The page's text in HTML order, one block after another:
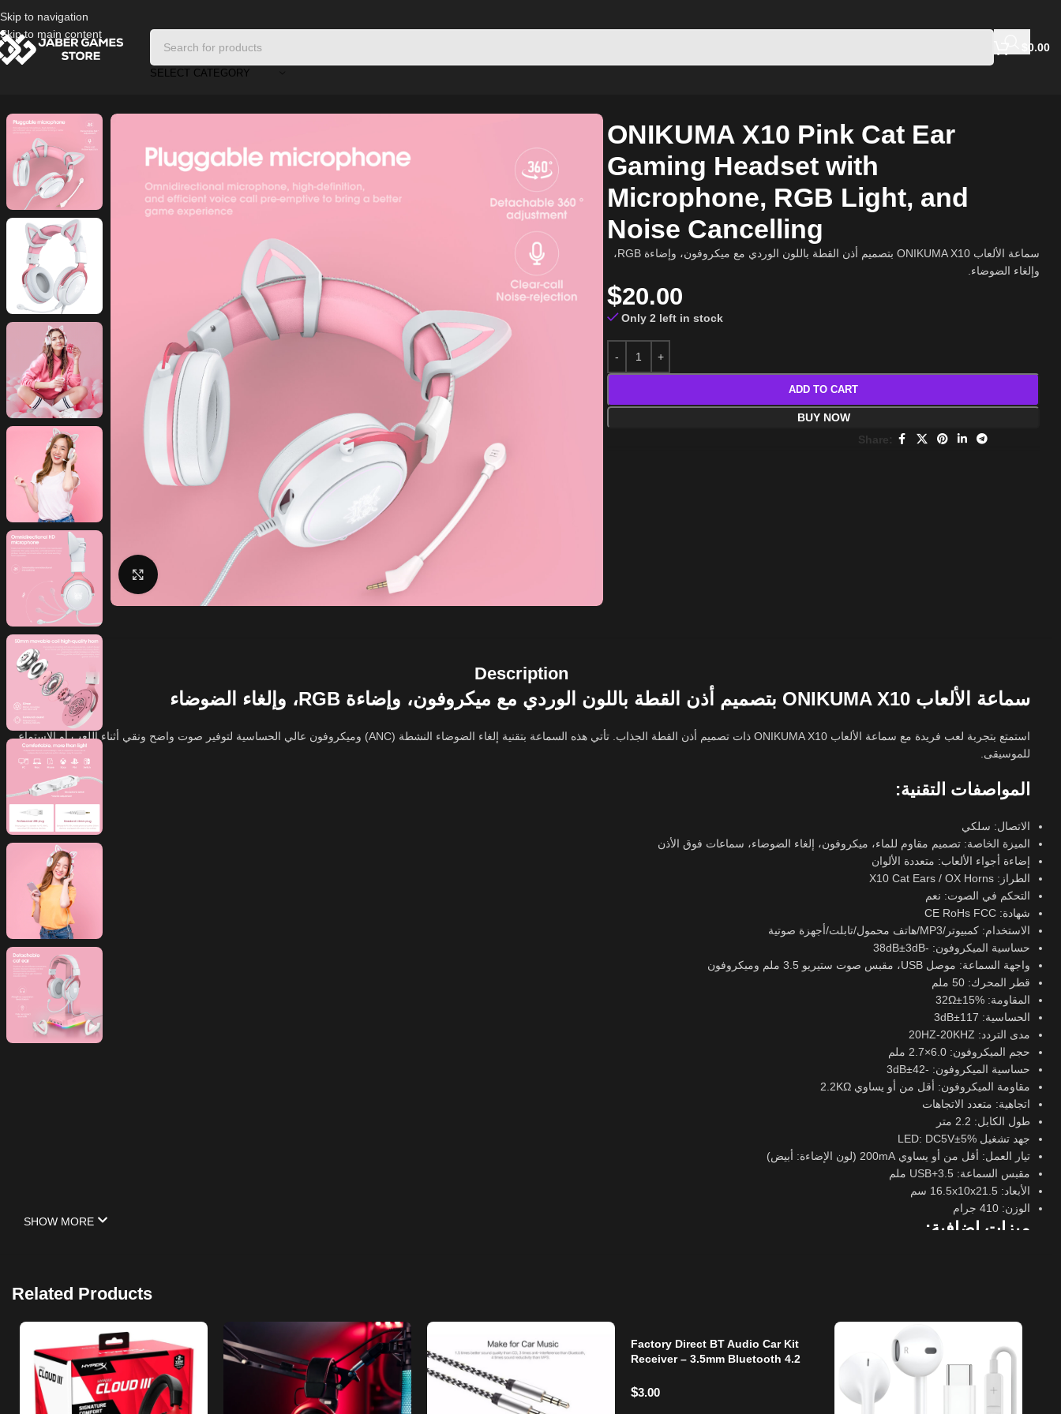
Skip to navigation
Skip to main content
SELECT CATEGORY
0.00
Headphones And Earphones/ ONIKUMA X10 Pink Cat Ear Gaming Headset with Microphone, RGB Light, and Noise Cancelling
Click to enlarge
ONIKUMA X10 Pink Cat Ear
Gaming Headset with
Microphone, RGB Light, and
Noise Cancelling
سماعة الألعاب ONIKUMA X10 بتصميم أذن القطة باللون الوردي مع ميكروفون، وإضاءة RGB،
وإلغاء الضوضاء.
$20.00
Only 2 left in stock
ADD TO CART
BUY NOW
Share:
Description
سماعة الألعاب ONIKUMA X10 بتصميم أذن القطة باللون الوردي مع ميكروفون، وإضاءة RGB، وإلغاء الضوضاء
استمتع بتجربة لعب فريدة مع سماعة الألعاب ONIKUMA X10 ذات تصميم أذن القطة الجذاب. تأتي هذه السماعة بتقنية إلغاء الضوضاء النشطة (ANC) وميكروفون عالي الحساسية لتوفير صوت واضح ونقي أثناء اللعب أو الاستماع
للموسيقى.
المواصفات التقنية:
الاتصال: سلكي
الميزة الخاصة: تصميم مقاوم للماء، ميكروفون، إلغاء الضوضاء، سماعات فوق الأذن
إضاءة أجواء الألعاب: متعددة الألوان
الطراز: X10 Cat Ears / OX Horns
التحكم في الصوت: نعم
شهادة: CE RoHs FCC
الاستخدام: كمبيوتر/MP3/هاتف محمول/تابلت/أجهزة صوتية
حساسية الميكروفون: -38dB±3dB
واجهة السماعة: موصل USB، مقبس صوت ستيريو 3.5 ملم وميكروفون
قطر المحرك: 50 ملم
المقاومة: 32Ω±15%
الحساسية: 117±3dB
مدى التردد: 20HZ-20KHZ
حجم الميكروفون: 6.0×2.7 ملم
حساسية الميكروفون: -42±3dB
مقاومة الميكروفون: أقل من أو يساوي 2.2KΩ
اتجاهية: متعدد الاتجاهات
طول الكابل: 2.2 متر
جهد تشغيل LED: DC5V±5%
تيار العمل: أقل من أو يساوي 200mA (لون الإضاءة: أبيض)
مقبس السماعة: USB+3.5 ملم
الأبعاد: 16.5x10x21.5 سم
الوزن: 410 جرام
ميزات إضافية:
راحة الاستخدام: وسائد أذن ناعمة وتصميم فوق الأذن لراحة الاستماع لفترات طويلة.
توافق واسع: يعمل مع الكمبيوتر، والهواتف المحمولة، والأجهزة اللوحية، وأجهزة الصوت المختلفة.
تمتع بأداء متميز وتجربة لعب مثيرة مع سماعة الألعاب ONIKUMA X10. سواء كنت لاعبًا محترفًا أو محبًا للألعاب، فإن هذه السماعة ستضيف لك تجربة استماع غامرة ومريحة.
SHOW MORE
Related Products
Factory Direct BT Audio Car Kit
Receiver – 3.5mm Bluetooth 4.2
$3.00